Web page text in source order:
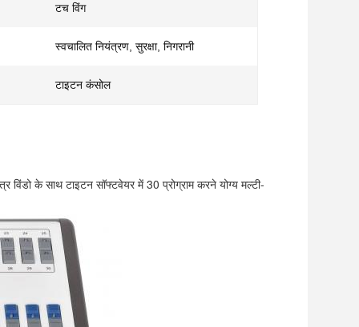
टच विंग
स्वचालित नियंत्रण, सुरक्षा, निगरानी
टाइटन कंसोल
के साथ टाइटन सॉफ्टवेयर में 30 प्रोग्राम करने योग्य मल्टी-